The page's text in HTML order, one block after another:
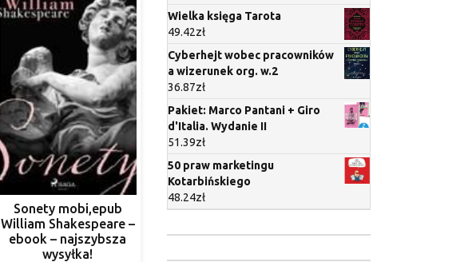
Sonety mobi,epub
William Shakespeare –
ebook – najszybsza
wysyłka!
Wielka księga Tarota
49.42zł
Cyberhejt wobec pracowników
a wizerunek org. w.2
36.87zł
Pakiet: Marco Pantani + Giro
d'Italia. Wydanie II
51.39zł
50 praw marketingu
Kotarbińskiego
48.24zł